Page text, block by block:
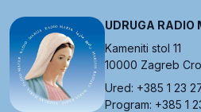
UDRUGA RADIO
Kameniti stol 11
10000 Zagreb
Ured: +385 1 23
Program: +385 1